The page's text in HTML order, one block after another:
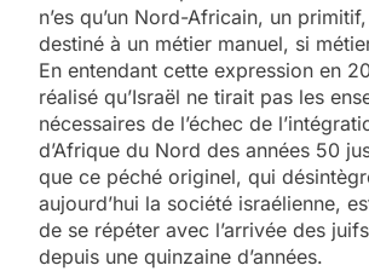
n’es qu’un Nord-Africain, un
destiné à un métier manuel, si
En entendant cette expression en
réalisé qu’Israël ne tirait pas les
nécessaires de l’échec de
d’Afrique du Nord des années 50
que ce péché originel, qui
aujourd’hui la société israélienne,
de se répéter avec l’arrivée des
depuis une quinzaine d’années.